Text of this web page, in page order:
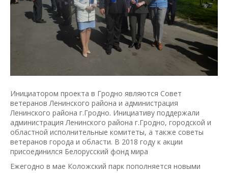
Инициатором проекта в Гродно являются Совет
ветеранов Ленинского района и администрация
Ленинского района г.Гродно. Инициативу поддержали
администрация Ленинского района г.Гродно, городской и
областной исполнительные комитеты, а также советы
ветеранов города и области. В 2018 году к акции
присоединился Белорусский фонд мира
Ежегодно в мае Коложский парк пополняется новыми